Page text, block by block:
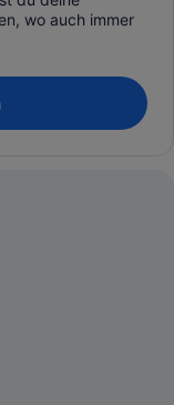
wo auch immer